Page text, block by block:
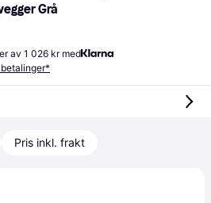
Grå
av 1 026 kr med
Pris inkl. frakt